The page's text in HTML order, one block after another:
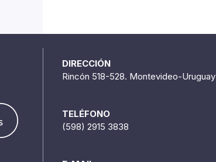
DIRECCIÓN
Rincón 518-528. Montevideo-Uruguay
TELÉFONO
(598) 2915 3838